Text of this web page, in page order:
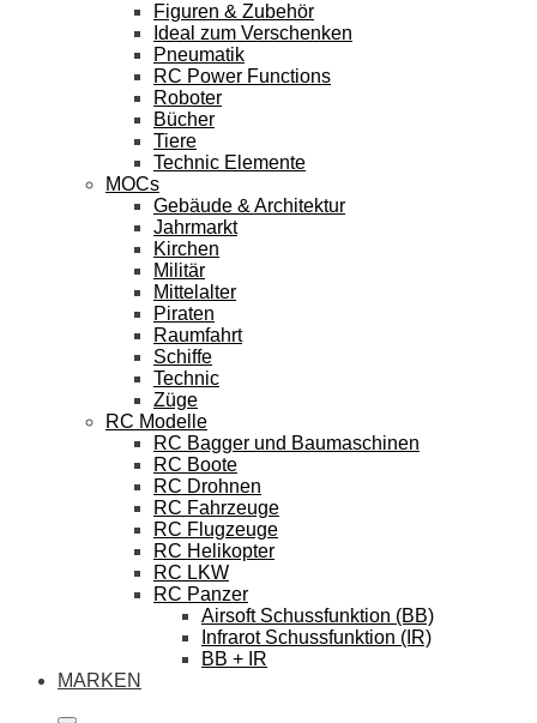
Figuren & Zubehör
Ideal zum Verschenken
Pneumatik
RC Power Functions
Roboter
Bücher
Tiere
Technic Elemente
MOCs
Gebäude & Architektur
Jahrmarkt
Kirchen
Militär
Mittelalter
Piraten
Raumfahrt
Schiffe
Technic
Züge
RC Modelle
RC Bagger und Baumaschinen
RC Boote
RC Drohnen
RC Fahrzeuge
RC Flugzeuge
RC Helikopter
RC LKW
RC Panzer
Airsoft Schussfunktion (BB)
Infrarot Schussfunktion (IR)
BB + IR
MARKEN